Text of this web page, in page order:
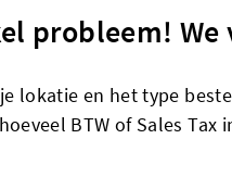
probleem!
lokatie en het type
BTW of Sales